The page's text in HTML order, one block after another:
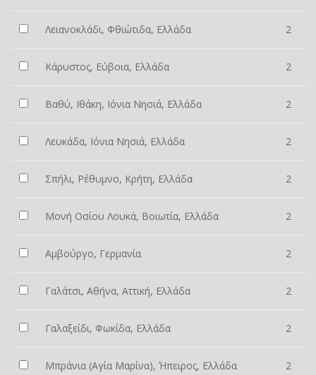
Λειανοκλάδι, Φθιώτιδα, Ελλάδα 2
Κάρυστος, Εύβοια, Ελλάδα 2
Βαθύ, Ιθάκη, Ιόνια Νησιά, Ελλάδα 2
Λευκάδα, Ιόνια Νησιά, Ελλάδα 2
Σπήλι, Ρέθυμνο, Κρήτη, Ελλάδα 2
Μονή Οσίου Λουκά, Βοιωτία, Ελλάδα 2
Αμβούργο, Γερμανία 2
Γαλάτσι, Αθήνα, Αττική, Ελλάδα 2
Γαλαξείδι, Φωκίδα, Ελλάδα 2
Μπράνια (Αγία Μαρίνα), Ήπειρος, Ελλάδα 2